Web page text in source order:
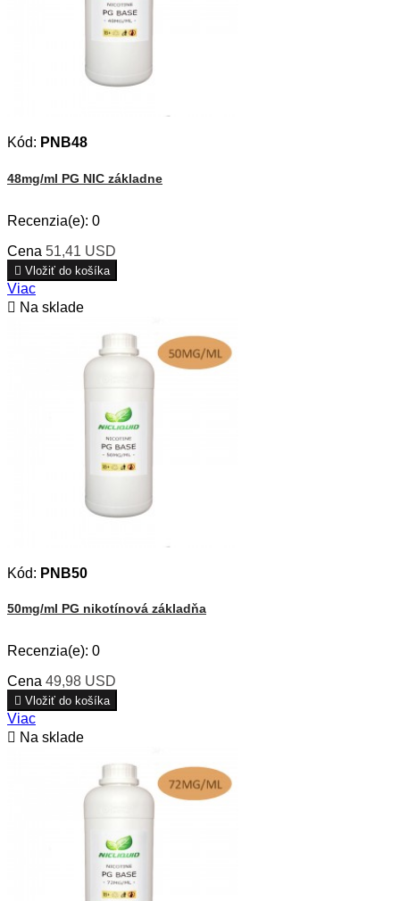
Kód: PNB48
48mg/ml PG NIC základne
Recenzia(e): 0
Cena 51,41 USD
 Vložiť do košíka
Viac
 Na sklade
Kód: PNB50
50mg/ml PG nikotínová základňa
Recenzia(e): 0
Cena 49,98 USD
 Vložiť do košíka
Viac
 Na sklade